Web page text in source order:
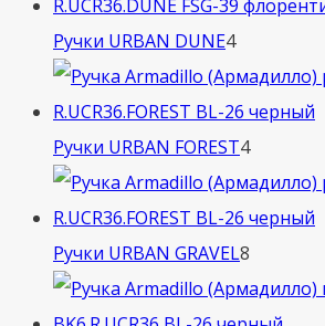
Ручки URBAN DUNE44
товара
Ручки URBAN FOREST44
товара
Ручки URBAN GRAVEL8
товаров